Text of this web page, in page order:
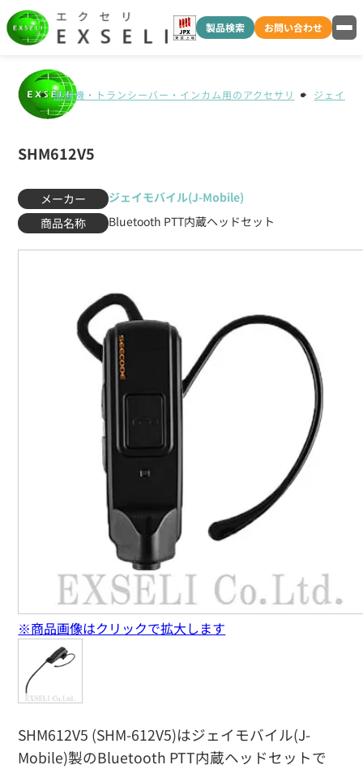
製品検索 お問い合わせ
無線機・トランシーバー・インカム用のアクセサリ ジェイモ
SHM612V5
メーカー
ジェイモバイル(J-Mobile)
商品名称
Bluetooth PTT内蔵ヘッドセット
SHM612V5 (SHM-612V5)はジェイモバイル(J-
Mobile)製のBluetooth PTT内蔵ヘッドセットで
※商品画像はクリックで拡大します